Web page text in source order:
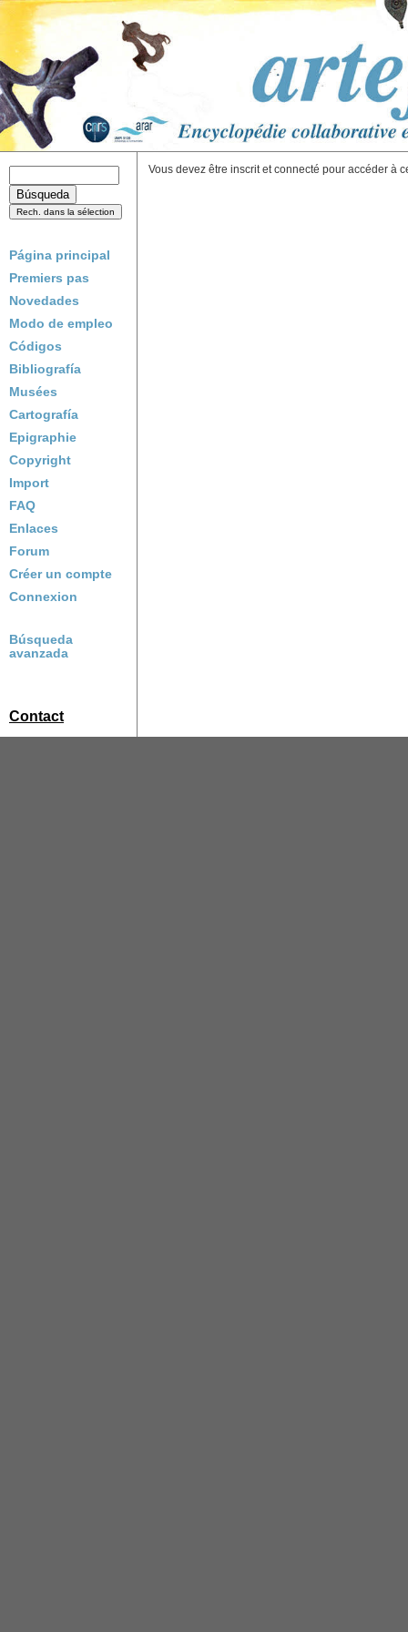
Página principal
Premiers pas
Novedades
Modo de empleo
Códigos
Bibliografía
Musées
Cartografía
Epigraphie
Copyright
Import
FAQ
Enlaces
Forum
Créer un compte
Connexion
Búsqueda
avanzada
Contact
Vous devez être inscrit et connecté pour accéder à